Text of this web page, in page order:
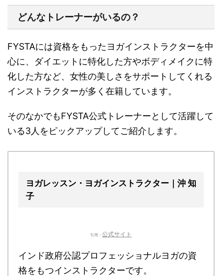
どんなトレーナーがいるの？
FYSTAには資格をもったヨガインストラクターを中
心に、ダイエットに特化した方やボディメイクに特
化した方など、女性の美しさをサポートしてくれる
インストラクターが多く在籍しています。
そのなかでもFYSTA公式トレーナーとして活躍して
いる3人をピックアップしてご紹介します。
ヨガレッスン・ヨガインストラクター｜沖 知
子
引用： 公式サイト
インド政府公認プロフェッショナルヨガの資
格をもつインストラクターです。